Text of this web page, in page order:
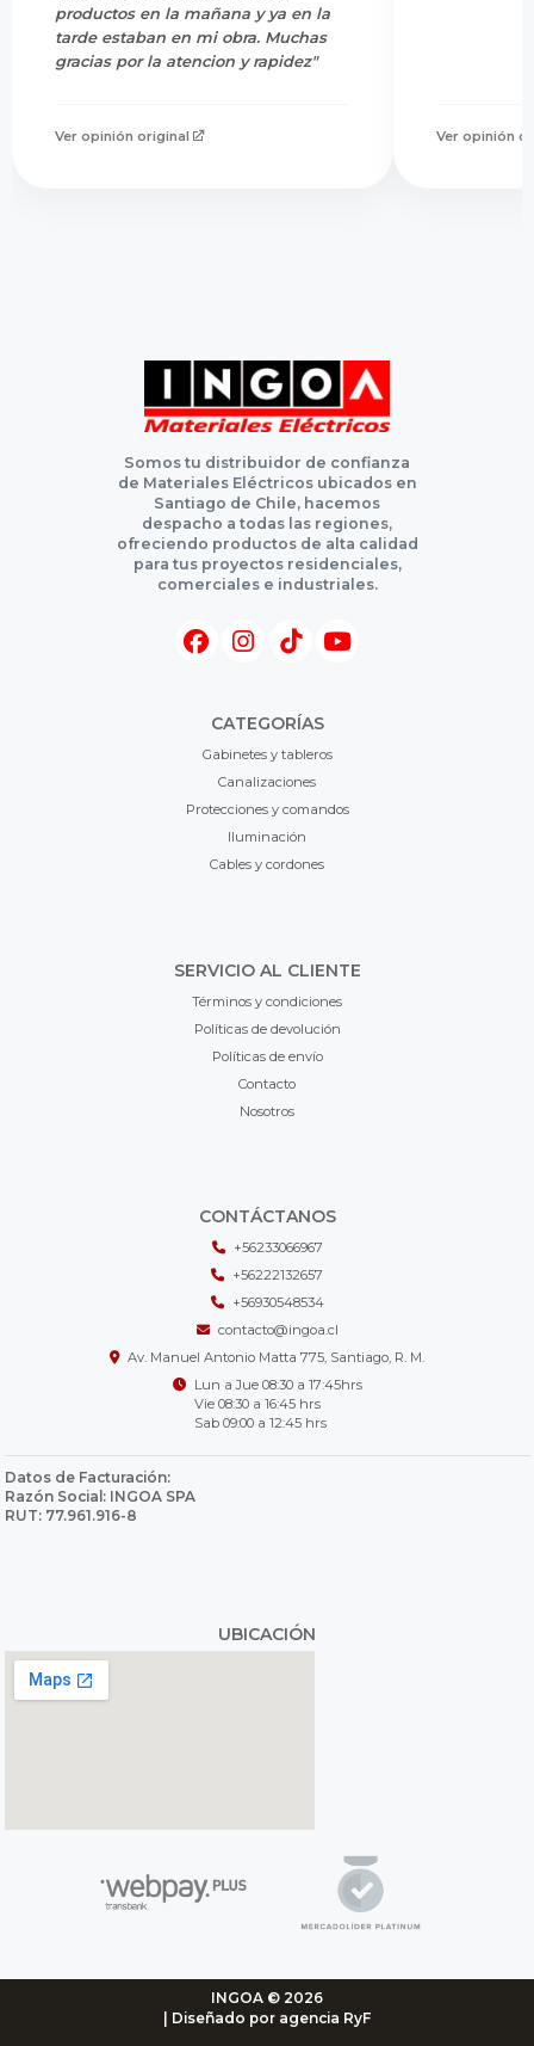
productos en la mañana y ya en la
tarde estaban en mi obra. Muchas
gracias por la atencion y rapidez"
Ver opinión original Ver opinión
Somos tu distribuidor de confianza
de Materiales Eléctricos ubicados en
Santiago de Chile, hacemos
despacho a todas las regiones,
ofreciendo productos de alta calidad
para tus proyectos residenciales,
comerciales e industriales.
CATEGORÍAS
Gabinetes y tableros
Canalizaciones
Protecciones y comandos
Iluminación
Cables y cordones
SERVICIO AL CLIENTE
Términos y condiciones
Políticas de devolución
Políticas de envío
Contacto
Nosotros
CONTÁCTANOS
+56233066967
+56222132657
+56930548534
contacto@ingoa.cl
Av. Manuel Antonio Matta 775, Santiago, R. M.
Lun a Jue 08:30 a 17:45hrs
Vie 08:30 a 16:45 hrs
Sab 09:00 a 12:45 hrs
Datos de Facturación:
Razón Social: INGOA SPA
RUT: 77.961.916-8
UBICACIÓN
INGOA © 2026
| Diseñado por agencia RyF